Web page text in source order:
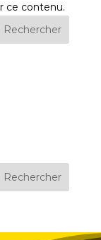
ce contenu.